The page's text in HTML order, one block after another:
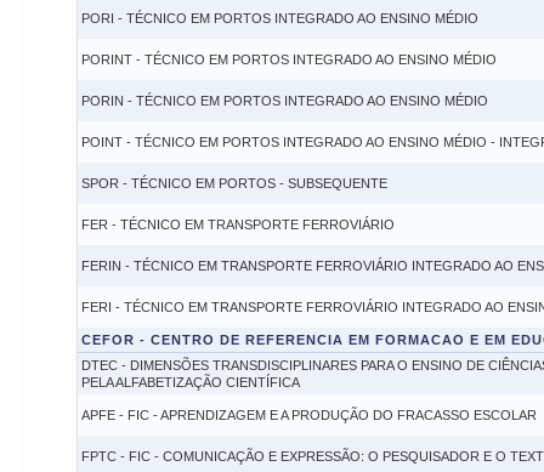
PORI - TÉCNICO EM PORTOS INTEGRADO AO ENSINO MÉDIO
PORINT - TÉCNICO EM PORTOS INTEGRADO AO ENSINO MÉDIO
PORIN - TÉCNICO EM PORTOS INTEGRADO AO ENSINO MÉDIO
POINT - TÉCNICO EM PORTOS INTEGRADO AO ENSINO MÉDIO -
SPOR - TÉCNICO EM PORTOS - SUBSEQUENTE
FER - TÉCNICO EM TRANSPORTE FERROVIÁRIO
FERIN - TÉCNICO EM TRANSPORTE FERROVIÁRIO INTEGRADO AO
FERI - TÉCNICO EM TRANSPORTE FERROVIÁRIO INTEGRADO AO
CEFOR - CENTRO DE REFERENCIA EM FORMACAO E EM
DTEC - DIMENSÕES TRANSDISCIPLINARES PARA O ENSINO DE
PELA ALFABETIZAÇÃO CIENTÍFICA
APFE - FIC - APRENDIZAGEM E A PRODUÇÃO DO FRACASSO ESCOLAR
FPTC - FIC - COMUNICAÇÃO E EXPRESSÃO: O PESQUISADOR E O